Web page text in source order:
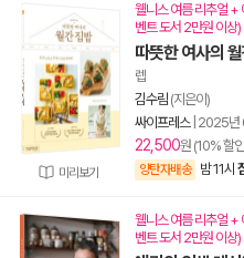
미리보기
웰니스 여름 리추얼 +
벤트 도서 2만원 이상)
따뜻한 여사의
렙
김수림 (지은이)
싸이프레스| 2025년
22,500원 (10% 할
양탄자배송 밤 11시
웰니스 여름 리추얼 +
벤트 도서 2만원 이상)